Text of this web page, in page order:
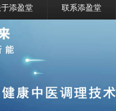
于添盈堂 联系添盈堂